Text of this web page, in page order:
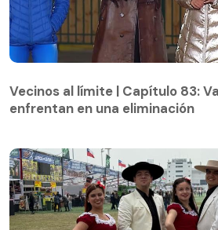
enfrentan en una eliminación
Vecinos al límite | Capítulo 83:
enfrentan en una eliminación